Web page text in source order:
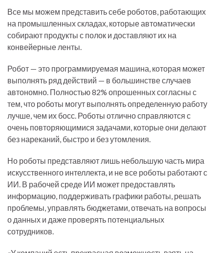
Все мы можем представить себе роботов, работающих
на промышленных складах, которые автоматически
собирают продукты с полок и доставляют их на
конвейерные ленты.
Робот — это программируемая машина, которая может
выполнять ряд действий — в большинстве случаев
автономно. Полностью 82% опрошенных согласны с
тем, что роботы могут выполнять определенную работу
лучше, чем их босс. Роботы отлично справляются с
очень повторяющимися задачами, которые они делают
без нареканий, быстро и без утомления.
Но роботы представляют лишь небольшую часть мира
искусственного интеллекта, и не все роботы работают с
ИИ. В рабочей среде ИИ может предоставлять
информацию, поддерживать графики работы, решать
проблемы, управлять бюджетами, отвечать на вопросы
о данных и даже проверять потенциальных
сотрудников.